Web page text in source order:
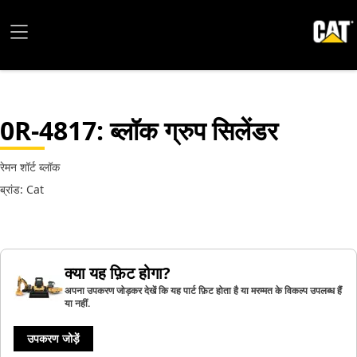
0R-4817: ब्लॉक ग्रुप सिलेंडर
रेमन शॉर्ट ब्लॉक
ब्रांड: Cat
क्या यह फ़िट होगा?
अपना उपकरण जोड़कर देखें कि यह पार्ट फ़िट होता है या मरम्मत के विकल्प उपलब्ध हैं
या नहीं.
उपकरण जोड़ें